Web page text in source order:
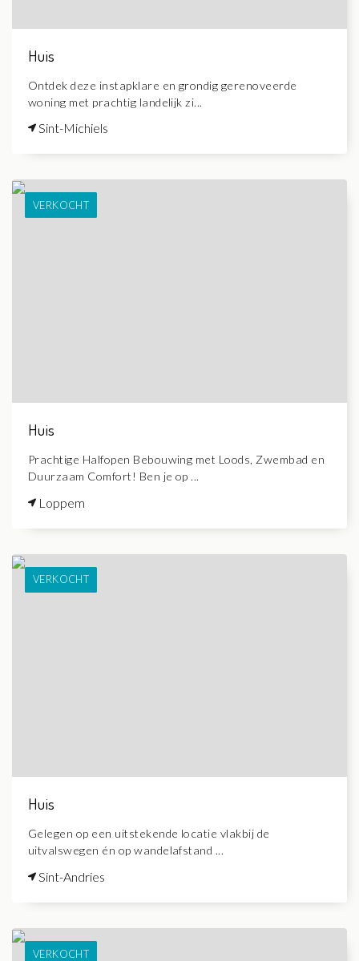
Huis
Ontdek deze instapklare en grondig gerenoveerde
woning met prachtig landelijk zi...
Sint-Michiels
VERKOCHT
Huis
Prachtige Halfopen Bebouwing met Loods, Zwembad en
Duurzaam Comfort! Ben je op ...
Loppem
VERKOCHT
Huis
Gelegen op een uitstekende locatie vlakbij de
uitvalswegen én op wandelafstand ...
Sint-Andries
VERKOCHT